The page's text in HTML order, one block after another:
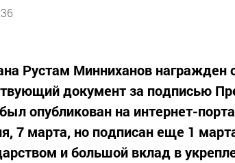
Рустам Минниханов награжден
документ за подписью
опубликован на интернет-
7 марта, но подписан еще 1
и большой вклад в